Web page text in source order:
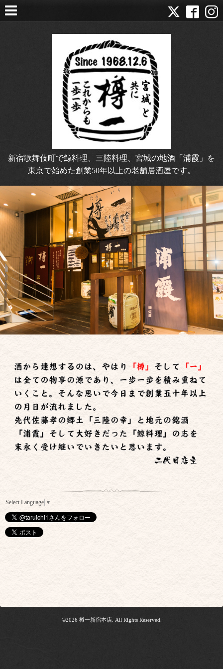
新宿歌舞伎町で鯨料理、三陸料理、宮城の地酒「浦霞」を
東京で始めた創業50年以上の老舗居酒屋です。
Select Language ▼
©2026 樽一新宿本店. All Rights Reserved.